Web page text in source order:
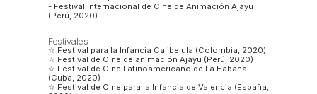
- Festival Internacional de Cine de Animación Ajayu
(Perú, 2020)
Festivales
☆ Festival para la Infancia Calibelula (Colombia, 2020)
☆ Festival de Cine de animación Ajayu (Perú, 2020)
☆ Festival de Cine Latinoamericano de La Habana
(Cuba, 2020)
☆ Festival de Cine para la Infancia de Valencia (España,